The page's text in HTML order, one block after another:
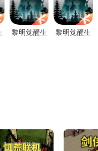
配音，哪怕是这个节点的
也好，汇总一..
黎明觉醒生
黎明觉醒生